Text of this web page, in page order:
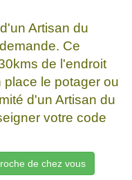
Artisan du
Ce
de l'endroit
le potager ou
d'un Artisan du
votre code
de chez vous